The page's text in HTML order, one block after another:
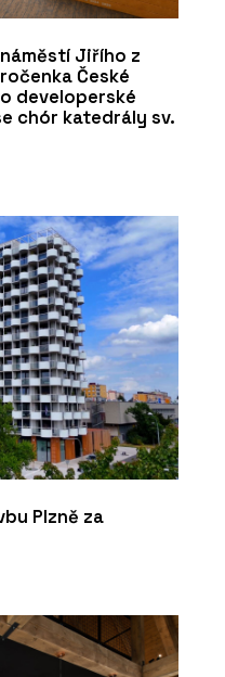
Jiřího z
České
developerské
chór katedrály sv.
Plzně za